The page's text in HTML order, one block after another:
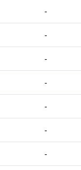
-
-
-
-
-
-
-